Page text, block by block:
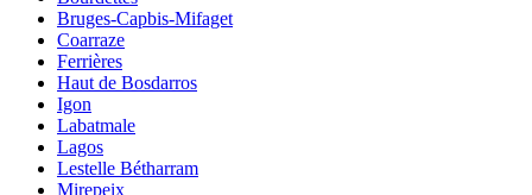
Bruges-Capbis-Mifaget
Coarraze
Ferrières
Haut de Bosdarros
Igon
Labatmale
Lagos
Lestelle Bétharram
Mirepeix